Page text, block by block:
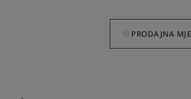
PRODAJNA